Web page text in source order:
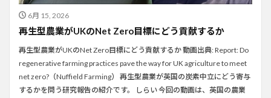
6月 15, 2026
再生型農業がUKのNet Zero目標にどう貢献するか
再生型農業がUKのNet Zero目標にどう貢献するか 動画出典: Report: Do
regenerative farming practices pave the way for UK agriculture to meet
net zero?（Nuffield Farming） 再生型農業が英国の炭素中立にどう寄与
するかを問う研究報告の紹介です。 しらい 今回の動画は、英国の農業